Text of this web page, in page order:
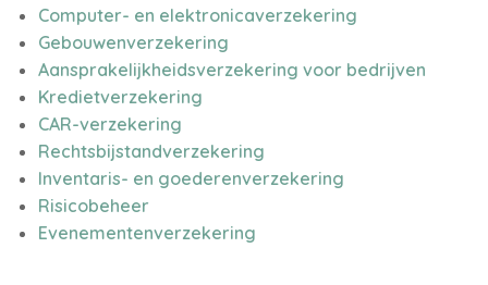
Computer- en elektronicaverzekering
Gebouwenverzekering
Aansprakelijkheidsverzekering voor bedrijven
Kredietverzekering
CAR-verzekering
Rechtsbijstandverzekering
Inventaris- en goederenverzekering
Risicobeheer
Evenementenverzekering